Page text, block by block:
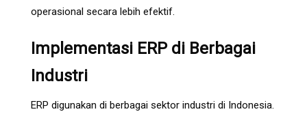
operasional secara lebih efektif.
Implementasi ERP di Berbagai
Industri
ERP digunakan di berbagai sektor industri di Indonesia.